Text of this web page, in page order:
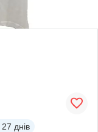
27 днів